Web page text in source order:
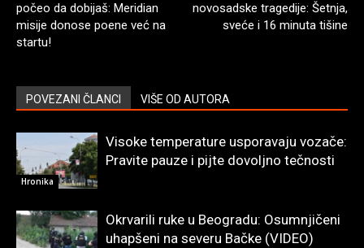
počeo da dobijaš: Meridian
misije donose poene već na
startu!
novosadske tragedije: Šetnja,
sveće i 16 minuta tišine
POVEZANI ČLANCI VIŠE OD AUTORA
Hronika
Visoke temperature usporavaju vozače:
Pravite pauze i pijte dovoljno tečnosti
Okrvarili ruke u Beogradu: Osumnjičeni
uhapšeni na severu Bačke (VIDEO)